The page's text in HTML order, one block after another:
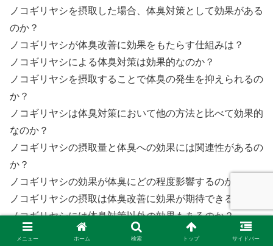
ノコギリヤシを摂取した場合、体臭対策として効果がある
のか？
ノコギリヤシが体臭改善に効果をもたらす仕組みは？
ノコギリヤシによる体臭対策は効果的なのか？
ノコギリヤシを摂取することで体臭の発生を抑えられるの
か？
ノコギリヤシは体臭対策において他の方法と比べて効果的
なのか？
ノコギリヤシの摂取量と体臭への効果には関連性があるの
か？
ノコギリヤシの効果が体臭にどの程度影響するのか？
ノコギリヤシの摂取は体臭改善に効果が期待できるのか？
ノコギリヤシには体臭対策以外の効果もあるのか？
ノコギリヤシの効果を享受するには、摂取方法や量に注意
メニュー ホーム 検索 トップ サイドバー